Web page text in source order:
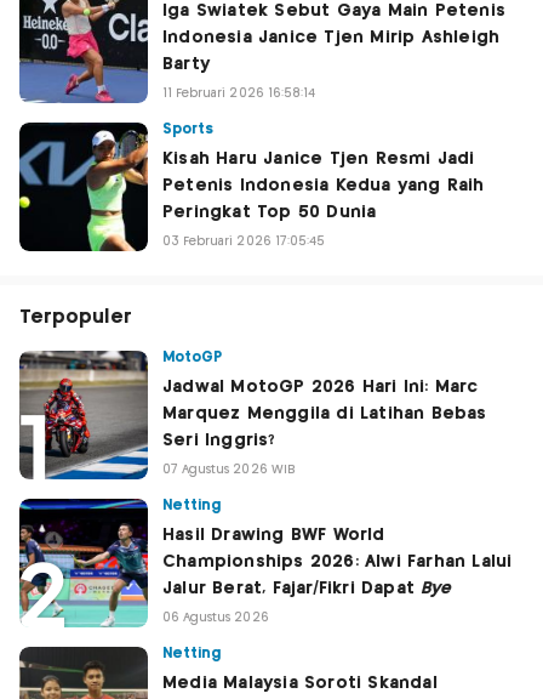
Iga Swiatek Sebut Gaya Main Petenis
Indonesia Janice Tjen Mirip Ashleigh
Barty
11 Februari 2026 16:58:14
Sports
Kisah Haru Janice Tjen Resmi Jadi
Petenis Indonesia Kedua yang Raih
Peringkat Top 50 Dunia
03 Februari 2026 17:05:45
Terpopuler
MotoGP
Jadwal MotoGP 2026 Hari Ini: Marc
Marquez Menggila di Latihan Bebas
Seri Inggris?
07 Agustus 2026 WIB
Netting
Hasil Drawing BWF World
Championships 2026: Alwi Farhan Lalui
Jalur Berat, Fajar/Fikri Dapat Bye
06 Agustus 2026
Netting
Media Malaysia Soroti Skandal